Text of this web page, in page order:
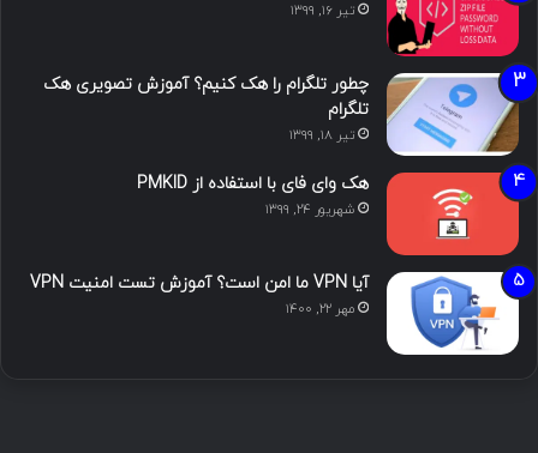
تیر ۱۶, ۱۳۹۹
چطور تلگرام را هک کنیم؟ آموزش تصویری هک
تلگرام
تیر ۱۸, ۱۳۹۹
هک وای فای با استفاده از PMKID
شهریور ۲۴, ۱۳۹۹
آیا VPN ما امن است؟ آموزش تست امنیت VPN
مهر ۲۲, ۱۴۰۰